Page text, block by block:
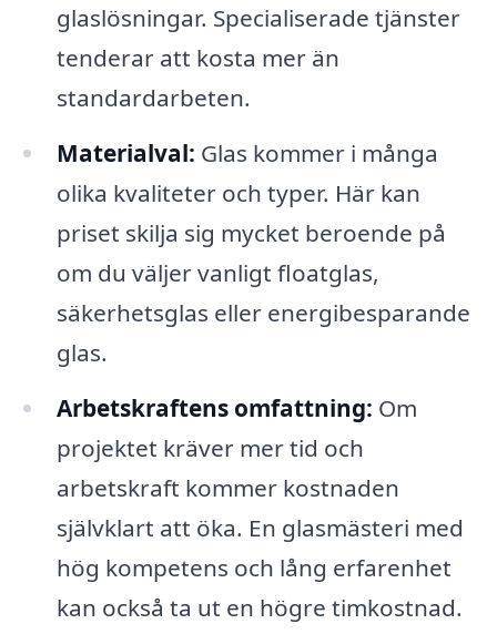
glaslösningar. Specialiserade tjänster
tenderar att kosta mer än
standardarbeten.
Materialval: Glas kommer i många
olika kvaliteter och typer. Här kan
priset skilja sig mycket beroende på
om du väljer vanligt floatglas,
säkerhetsglas eller energibesparande
glas.
Arbetskraftens omfattning: Om
projektet kräver mer tid och
arbetskraft kommer kostnaden
självklart att öka. En glasmästeri med
hög kompetens och lång erfarenhet
kan också ta ut en högre timkostnad.